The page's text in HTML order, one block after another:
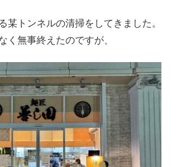
某トンネルの清掃をしてきました。
く無事終えたのですが、